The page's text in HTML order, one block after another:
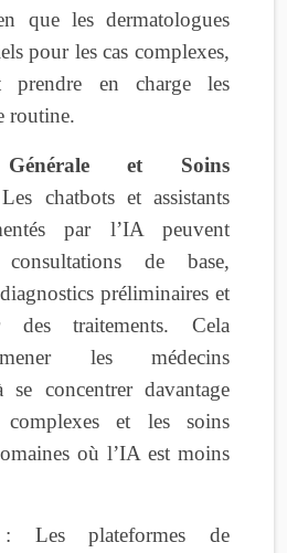
que les dermatologues
pour les cas complexes,
prendre en charge les
routine.
Générale et Soins
chatbots et assistants
par l’IA peuvent
de base,
préliminaires et
des traitements. Cela
les médecins
se concentrer davantage
et les soins
où l’IA est moins
Les plateformes de